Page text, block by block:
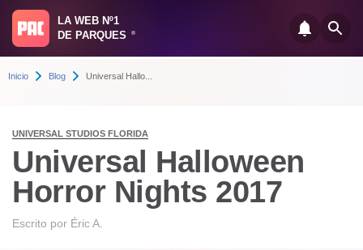
LA WEB Nº1
DE PARQUES
®
Inicio Blog Universal Hallo...
UNIVERSAL STUDIOS FLORIDA
Universal Halloween
Horror Nights 2017
Escrito por Éric A.